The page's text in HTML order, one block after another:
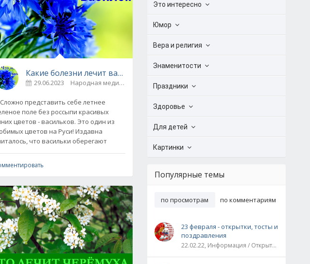
рецептов
- рецепты
Какие болезни лечит василёк - рецепты народной медицины
29.06.2023 Народная медицина 0
представить себе летнее
поле без россыпи красивых
цветов - васильков. Это один из
цветов на Руси! Издавна
что васильки оберегают
Это интересно
Юмор
Вера и религия
Знаменитости
Праздники
Здоровье
Для детей
Картинки
Популярные темы
по просмотрам по комментариям
23 февраля - открытки, тосты и
поздравления
22.02.22, Информация / Открытки / Все праздники